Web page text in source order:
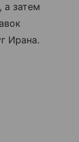
а затем
Ирана.